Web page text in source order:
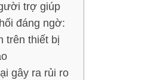
trợ giúp
đáng ngờ:
trên thiết bị
gây ra rủi ro